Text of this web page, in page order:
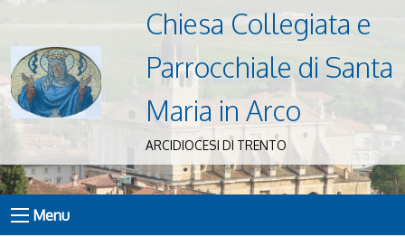
Chiesa Collegiata e
Parrocchiale di Santa
Maria in Arco
ARCIDIOCESI DI TRENTO
Menu